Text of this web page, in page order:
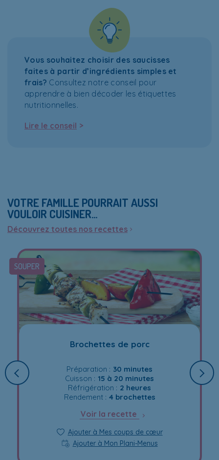
Vous souhaitez choisir des saucisses
faites à partir d’ingrédients simples et
frais? Consultez notre conseil pour
apprendre à bien décoder les étiquettes
nutritionnelles.
Lire le conseil >
VOTRE FAMILLE POURRAIT AUSSI
VOULOIR CUISINER…
Découvrez toutes nos recettes
SOUPER
Brochettes de porc
Préparation : 30 minutes
Cuisson : 15 à 20 minutes
Réfrigération : 2 heures
Rendement : 4 brochettes
Voir la recette
Ajouter à Mes coups de cœur
Ajouter à Mon Plani-Menus